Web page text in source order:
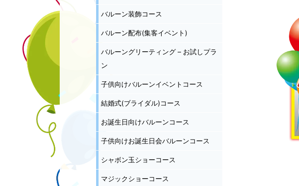
バルーン装飾コース
バルーン配布(集客イベント)
バルーングリーティング – お試しプラ
ン
子供向けバルーンイベントコース
結婚式(ブライダル)コース
お誕生日向けバルーンコース
子供向けお誕生日会バルーンコース
シャボン玉ショーコース
マジックショーコース